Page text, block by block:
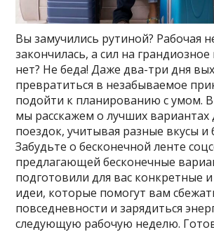
Вы замучились рутиной? Рабочая
закончилась, а сил на
нет? Не беда! Даже два-три дня
превратиться в незабываемое
подойти к планированию с умом. В
мы расскажем о лучших вариантах
поездок, учитывая разные вкусы
Забудьте о бесконечной ленте
предлагающей бесконечные
подготовили для вас конкретные
идеи, которые помогут вам
повседневности и зарядиться
следующую рабочую неделю.